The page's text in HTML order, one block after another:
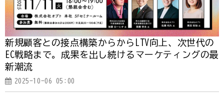
新規顧客との接点構築からからLTV向上、次世代の
EC戦略まで。成果を出し続けるマーケティングの最
新潮流
2025-10-06 05:00